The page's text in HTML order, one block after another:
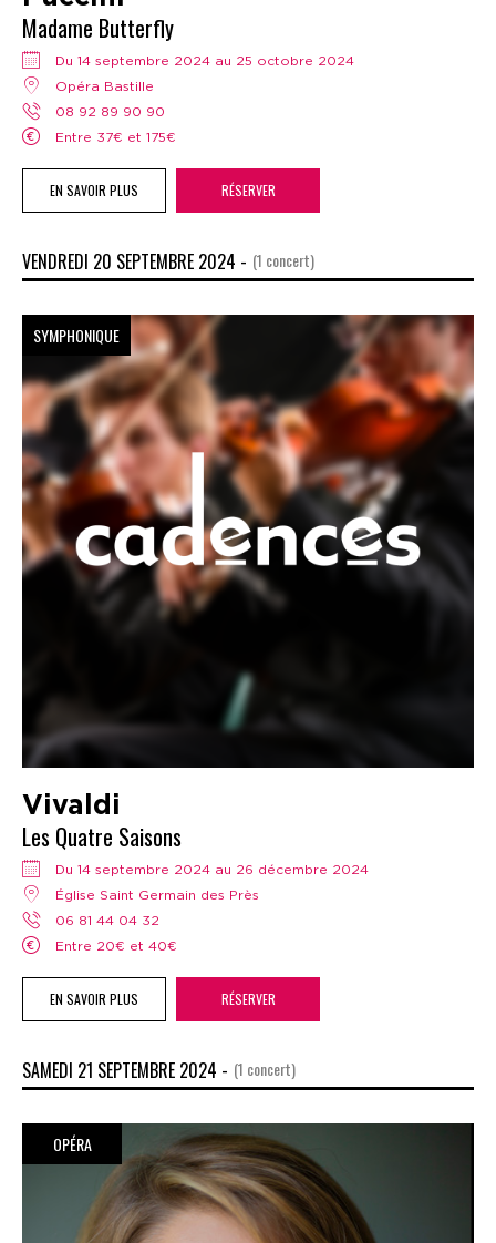
Madame Butterfly
Du 14 septembre 2024 au 25 octobre 2024
Opéra Bastille
08 92 89 90 90
Entre 37€ et 175€
EN SAVOIR PLUS RÉSERVER
VENDREDI 20 SEPTEMBRE 2024 - (1 concert)
SYMPHONIQUE
Vivaldi
Les Quatre Saisons
Du 14 septembre 2024 au 26 décembre 2024
Église Saint Germain des Près
06 81 44 04 32
Entre 20€ et 40€
EN SAVOIR PLUS RÉSERVER
SAMEDI 21 SEPTEMBRE 2024 - (1 concert)
OPÉRA